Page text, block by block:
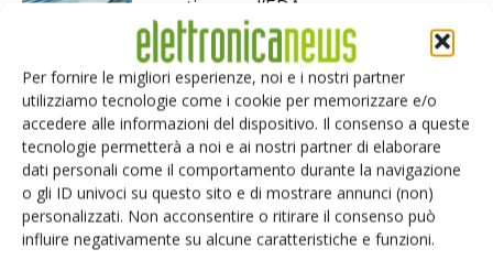
Per fornire le migliori esperienze, noi e i nostri partner
utilizziamo tecnologie come i cookie per memorizzare e/o
accedere alle informazioni del dispositivo. Il consenso a queste
tecnologie permetterà a noi e ai nostri partner di elaborare
dati personali come il comportamento durante la navigazione
o gli ID univoci su questo sito e di mostrare annunci (non)
personalizzati. Non acconsentire o ritirare il consenso può
influire negativamente su alcune caratteristiche e funzioni.
agentica per l’EDA
LASCIA UN COMMENTO